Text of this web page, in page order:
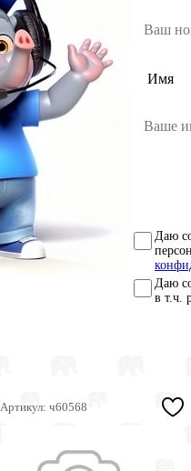
Имя
Даю
Даю
в т.ч.
Артикул: ч60568